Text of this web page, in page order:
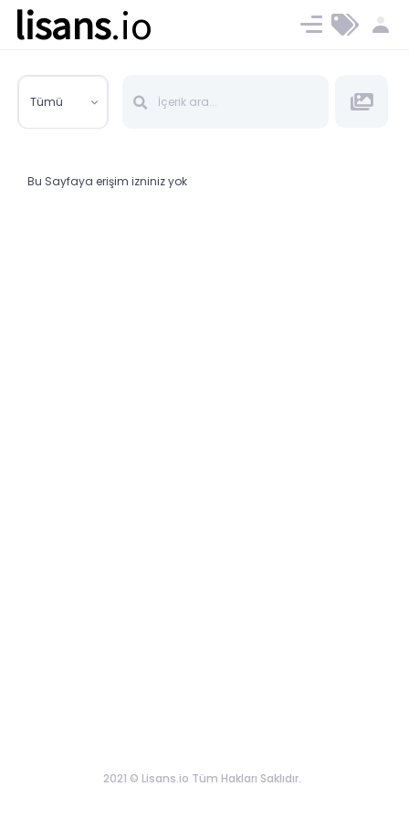
lisans.io Ücret ve Planlar
Tümü
Bu Sayfaya erişim izniniz yok
2021 © Lisans.io Tüm Hakları Saklıdır.